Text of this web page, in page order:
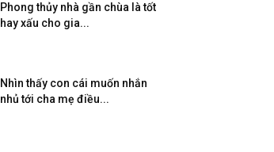
Phong thủy nhà gần chùa là tốt
hay xấu cho gia...
Nhìn thấy con cái muốn nhắn
nhủ tới cha mẹ điều...